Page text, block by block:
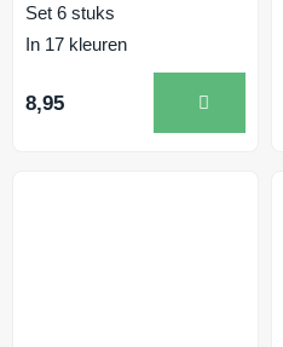
Set 6 stuks
In 17 kleuren
8,95